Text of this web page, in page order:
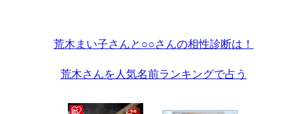
荒木まい子さんと○○さんの相性診断は！
荒木さんを人気名前ランキングで占う